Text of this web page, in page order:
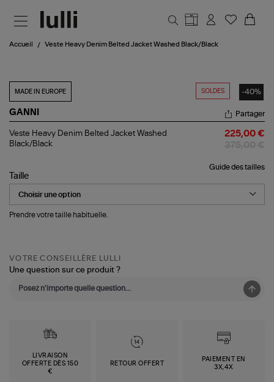
Accueil Veste Heavy Denim Belted Jacket Washed Black/Black
SOLDES -40%
MADE IN EUROPE
GANNI
Veste
Heavy
Jacket
Washed
Black/Black
Partager
Veste Heavy Denim Belted Jacket Washed
Black/Black
225,00 €
Guide des tailles
Taille
Prendre votre taille habituelle.
VOTRE CONSEILLÈRE LULLI
Une question sur ce produit ?
LIVRAISON
OFFERTE DÈS 150
€
RETOUR OFFERT
PAIEMENT EN
3X,4X